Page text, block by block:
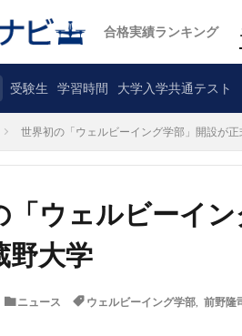
合格実績ランキング
受験生 学習時間 大学入学共通テスト
世界初の「ウェルビーイング学部」開設が
「ウェルビーイ
大学
ニュース ウェルビーイング学部, 前野隆